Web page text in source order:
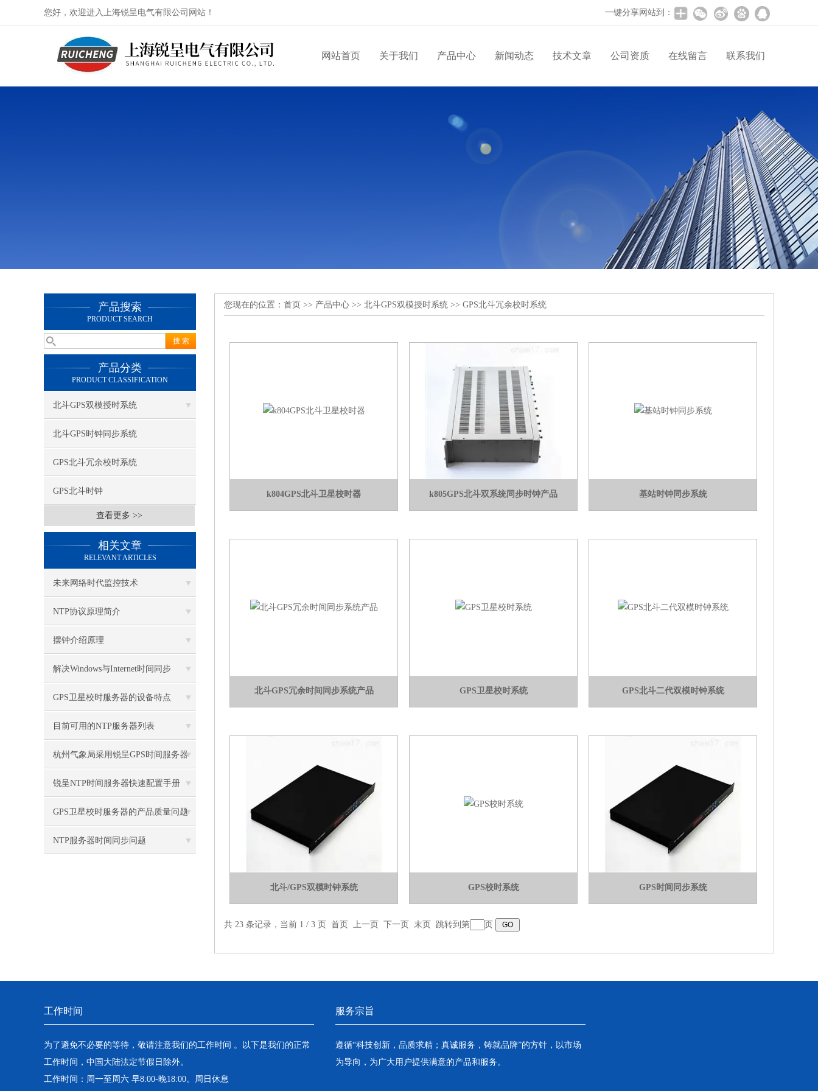
您好，欢迎进入上海锐呈电气有限公司网站！ 一键分享网站到：
网站首页 关于我们 产品中心 新闻动态 技术文章 公司资质 在线留言 联系我们
产品搜索
PRODUCT SEARCH
产品分类
PRODUCT CLASSIFICATION
北斗GPS双模授时系统
北斗GPS时钟同步系统
GPS北斗冗余校时系统
GPS北斗时钟
查看更多 >>
相关文章
RELEVANT ARTICLES
未来网络时代监控技术
NTP协议原理简介
摆钟介绍原理
解决Windows与Internet时间同步
GPS卫星校时服务器的设备特点
目前可用的NTP服务器列表
杭州气象局采用锐呈GPS时间服务器
锐呈NTP时间服务器快速配置手册
GPS卫星校时服务器的产品质量问题
解说
NTP服务器时间同步问题
您现在的位置： 首页 >> 产品中心 >> 北斗GPS双模授时系统 >> GPS北斗冗余校时系统
k804GPS北斗卫星校时器 k805GPS北斗双系统同步时钟产品 基站时钟同步系统
北斗GPS冗余时间同步系统产品 GPS卫星校时系统 GPS北斗二代双模时钟系统
北斗/GPS双模时钟系统 GPS校时系统 GPS时间同步系统
共 23 条记录，当前 1 / 3 页 首页 上一页 下一页 末页 跳转到第 页
工作时间
为了避免不必要的等待，敬请注意我们的工作时间 。以下是我们的正常
工作时间，中国大陆法定节假日除外。
工作时间：周一至周六 早8:00-晚18:00。周日休息
服务宗旨
遵循“科技创新，品质求精；真诚服务，铸就品牌”的方针，以市场
为导向，为广大用户提供满意的产品和服务。